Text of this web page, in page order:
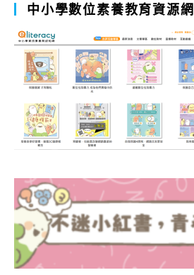
中小學數位素養教育資源網